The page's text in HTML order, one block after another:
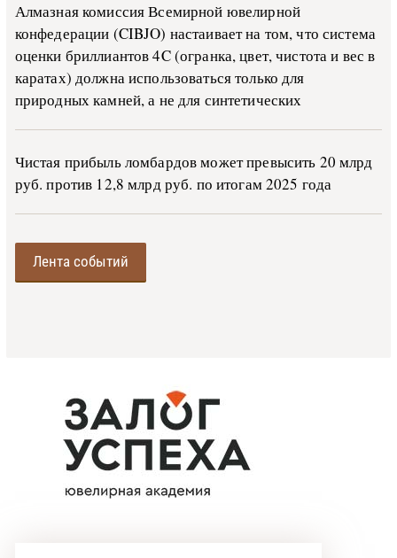
Алмазная комиссия Всемирной ювелирной
конфедерации (CIBJO) настаивает на том, что система
оценки бриллиантов 4C (огранка, цвет, чистота и вес в
каратах) должна использоваться только для
природных камней, а не для синтетических
Чистая прибыль ломбардов может превысить 20 млрд
руб. против 12,8 млрд руб. по итогам 2025 года
Лента событий